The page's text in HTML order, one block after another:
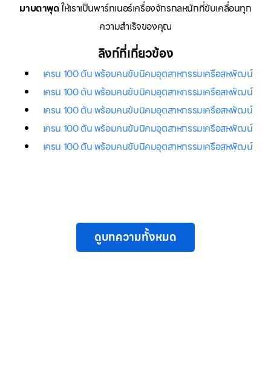
มาบตาพุดให้เราเป็นพาร์ทเนอร์เครื่องจักรกลหนักที่ขับเคลื่อนทุก
ความสำเร็จของคุณ
ลิงก์ที่เกี่ยวข้อง
เครน 100 ตัน พร้อมคนขับนิคมอุตสาหกรรมเครือสหพัฒน์
เครน 100 ตัน พร้อมคนขับนิคมอุตสาหกรรมเครือสหพัฒน์
เครน 100 ตัน พร้อมคนขับนิคมอุตสาหกรรมเครือสหพัฒน์
เครน 100 ตัน พร้อมคนขับนิคมอุตสาหกรรมเครือสหพัฒน์
เครน 100 ตัน พร้อมคนขับนิคมอุตสาหกรรมเครือสหพัฒน์
ดูบทความทั้งหมด